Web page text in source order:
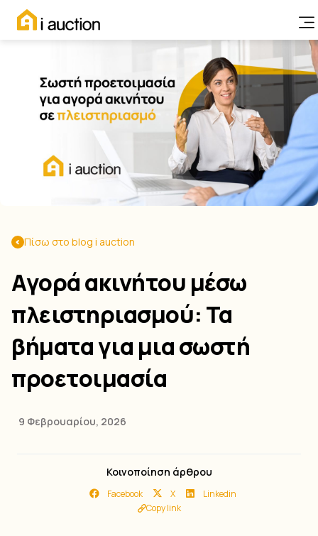
Πίσω στο blog i auction
Αγορά ακινήτου μέσω
πλειστηριασμού: Τα
βήματα για μια σωστή
προετοιμασία
9 Φεβρουαρίου, 2026
Κοινοποίηση άρθρου
Facebook X
Linkedin
Copy link